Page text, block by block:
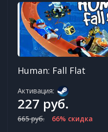
Human: Fall Flat
Активация:
227 руб.
665 руб. 66% скидка